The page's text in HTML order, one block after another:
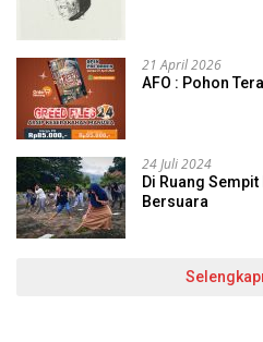
21 April 2026
AFO : Pohon
24 Juli 2024
Di Ruang
Bersuara